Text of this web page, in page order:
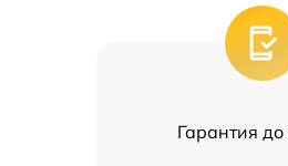
Гарантия до